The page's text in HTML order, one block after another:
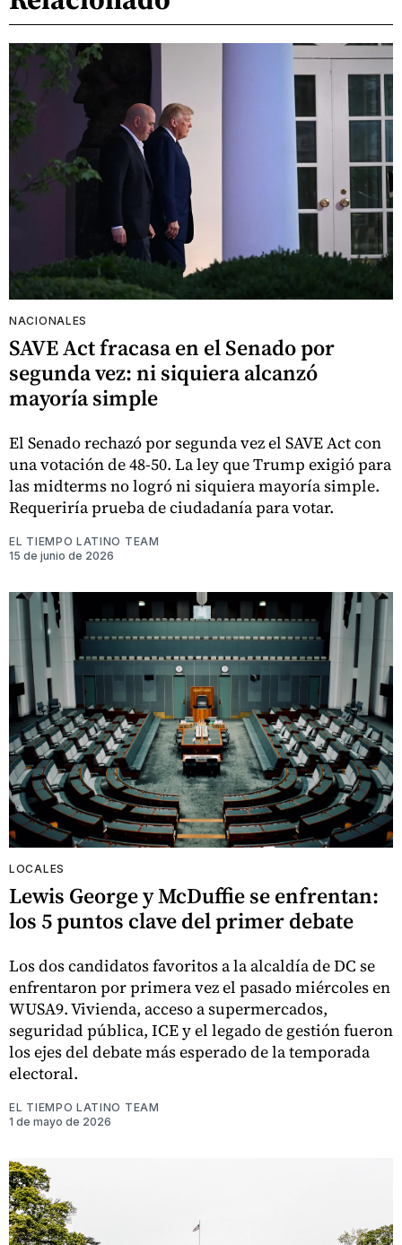
NACIONALES
SAVE Act fracasa en el Senado por
segunda vez: ni siquiera alcanzó
mayoría simple
El Senado rechazó por segunda vez el SAVE Act con
una votación de 48-50. La ley que Trump exigió para
las midterms no logró ni siquiera mayoría simple.
Requeriría prueba de ciudadanía para votar.
EL TIEMPO LATINO TEAM
15 de junio de 2026
LOCALES
Lewis George y McDuffie se enfrentan:
los 5 puntos clave del primer debate
Los dos candidatos favoritos a la alcaldía de DC se
enfrentaron por primera vez el pasado miércoles en
WUSA9. Vivienda, acceso a supermercados,
seguridad pública, ICE y el legado de gestión fueron
los ejes del debate más esperado de la temporada
electoral.
EL TIEMPO LATINO TEAM
1 de mayo de 2026